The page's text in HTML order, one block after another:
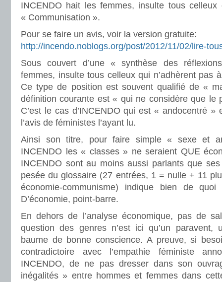
INCENDO hait les femmes, insulte tous celleux
« Communisation ».
Pour se faire un avis, voir la version gratuite:
http://incendo.noblogs.org/post/2012/11/02/lire-
Sous couvert d’une « synthèse des
femmes, insulte tous celleux qui n’adhèrent pas
Ce type de position est souvent qualifié de «
définition courante est « qui ne considère que le
C’est le cas d’INCENDO qui est « andocentré
l’avis de féministes l’ayant lu.
Ainsi son titre, pour faire simple « sexe et
INCENDO les « classes » ne seraient QUE
INCENDO sont au moins aussi parlants que
pesée du glossaire (27 entrées, 1 = nulle + 11
économie-communisme) indique bien de
D’économie, point-barre.
En dehors de l’analyse économique, pas de
question des genres n’est ici qu’un paravent,
baume de bonne conscience. A preuve, si
contradictoire avec l’empathie féministe
INCENDO, de ne pas dresser dans son
inégalités » entre hommes et femmes dans